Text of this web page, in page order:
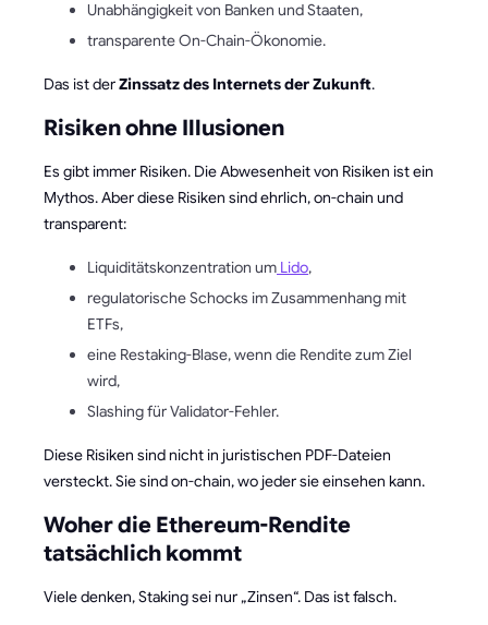
Unabhängigkeit von Banken und Staaten,
transparente On-Chain-Ökonomie.
Das ist derZinssatz des Internets der Zukunft.
Risiken ohne Illusionen
Es gibt immer Risiken. Die Abwesenheit von Risiken ist ein
Mythos. Aber diese Risiken sind ehrlich, on-chain und
transparent:
Liquiditätskonzentration um Lido,
regulatorische Schocks im Zusammenhang mit
ETFs,
eine Restaking-Blase, wenn die Rendite zum Ziel
wird,
Slashing für Validator-Fehler.
Diese Risiken sind nicht in juristischen PDF-Dateien
versteckt. Sie sind on-chain, wo jeder sie einsehen kann.
Woher die Ethereum-Rendite
tatsächlich kommt
Viele denken, Staking sei nur „Zinsen“. Das ist falsch.